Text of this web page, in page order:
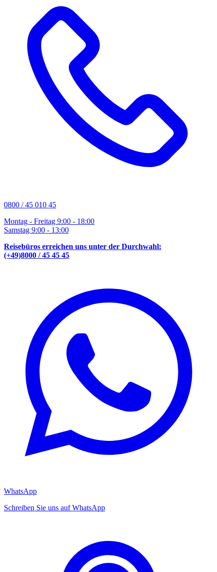
0800 / 45 010 45
Montag - Freitag 9:00 - 18:00
Samstag 9:00 - 13:00
Reisebüros erreichen uns unter der Durchwahl:
(+49)8000 / 45 45 45
WhatsApp
Schreiben Sie uns auf WhatsApp